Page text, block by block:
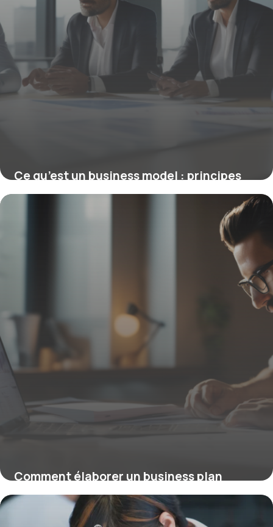
Ce qu’est un business model : principes
clés pour une stratégie gagnante
Comment élaborer un business plan
efficace : stratégies et conseils
essentiels